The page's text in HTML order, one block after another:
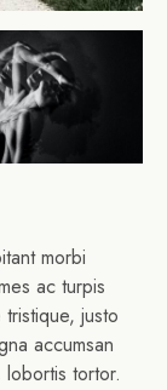
morbi
ac turpis
justo
accumsan
tortor.